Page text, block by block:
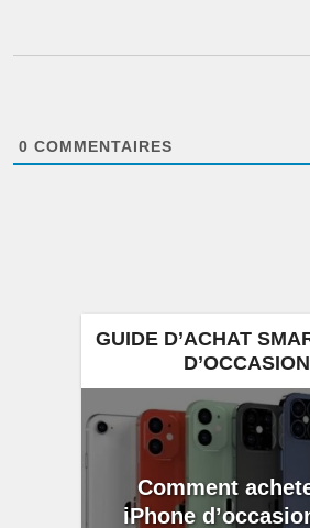
0 COMMENTAIRES
GUIDE D’ACHAT
D’OCCASION
Comment
iPhone